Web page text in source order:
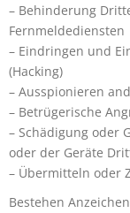
– Behinderung
Fernmeldediensten
– Eindringen und
(Hacking)
– Ausspionieren
– Betrügerische
– Schädigung oder
oder der Geräte
– Übermitteln oder
Bestehen